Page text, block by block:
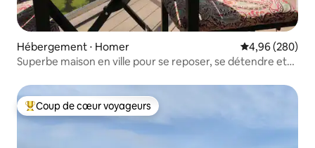
Hébergement ⋅ Homer Évaluation
4,96 (280)
Superbe maison en ville pour se reposer, se détendre et
Coups de cœur voyageurs les plus appréciés
Coup de cœur voyageurs